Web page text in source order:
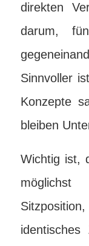
direkten
darum,
Sinnvoller
Konzepte
bleiben
Wichtig ist,
identisches